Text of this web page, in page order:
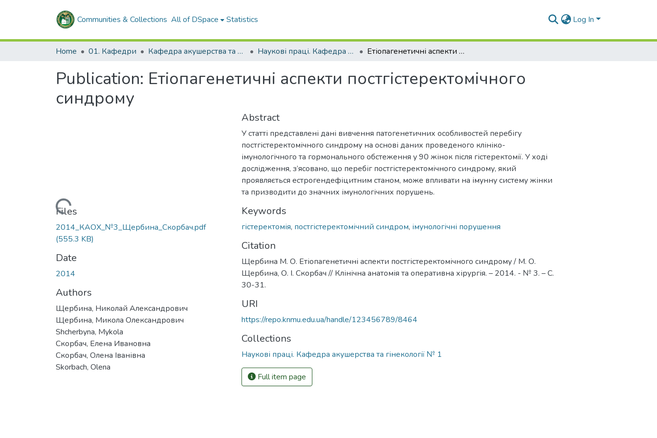
Communities & Collections All of DSpace Statistics Log In
Home 01. Кафедри Кафедра акушерства та гінекології № 1 Наукові праці. Кафедра акушерства та гінекології № 1 Етіопагенетичні аспекти постгістеректомічного синдрому
Publication: Етіопагенетичні аспекти постгістеректомічного
синдрому
Loading...
Files
2014_КАОХ_№3_Щербина_Скорбач.pdf
(555.3 KB)
Date
2014
Authors
Щербина, Николай Александрович
Щербина, Микола Олександрович
Shcherbyna, Mykola
Скорбач, Елена Ивановна
Скорбач, Олена Іванівна
Skorbach, Olena
Abstract
У статті представлені дані вивчення патогенетичних особливостей перебігу
постгістеректомічного синдрому на основі даних проведеного клініко-
імунологічного та гормонального обстеження у 90 жінок після гістеректомії. У ході
дослідження, з’ясовано, що перебіг постгістеректомічного синдрому, який
проявляється естрогендефіцитним станом, може впливати на імунну систему жінки
та призводити до значних імунологічних порушень.
Keywords
гістеректомія, постгістеректомічний синдром, імунологічні порушення
Citation
Щербина М. О. Етіопагенетичні аспекти постгістеректомічного синдрому / М. О.
Щербина, О. І. Скорбач // Клінічна анатомія та оперативна хірургія. – 2014. - № 3. – С.
30-31.
URI
https://repo.knmu.edu.ua/handle/123456789/8464
Collections
Наукові праці. Кафедра акушерства та гінекології № 1
Full item page